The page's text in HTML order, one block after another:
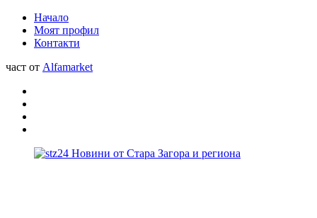
Начало
Моят профил
Контакти
част от Alfamarket